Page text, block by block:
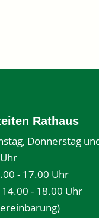
Rathaus
Donnerstag
- 17.00 Uhr
- 18.00 Uhr